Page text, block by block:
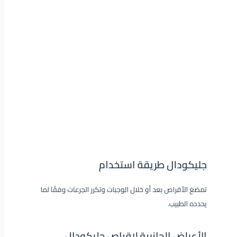
جليكودال طريقة استخدام
تمضغ الأقراص بعد أو خلال الوجبات وتكرر الجرعات وفقًا لما
يحدده الطبيب.